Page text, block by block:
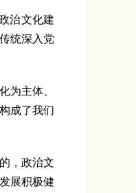
治文化建
统深入党
为主体、
成了我们
，政治文
展积极健